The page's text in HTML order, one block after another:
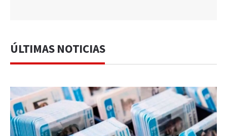
ÚLTIMAS NOTICIAS